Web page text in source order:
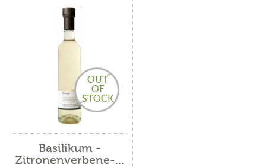
OUT
OF
STOCK
Basilikum -
Zitronenverbene-...